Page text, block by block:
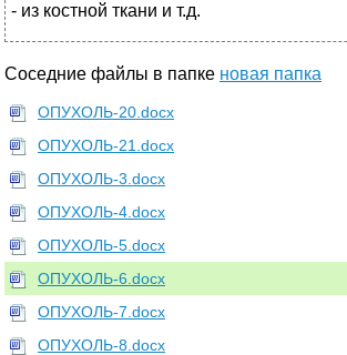
- из костной ткани и т.д.
Соседние файлы в папке новая папка
ОПУХОЛЬ-20.docx
ОПУХОЛЬ-21.docx
ОПУХОЛЬ-3.docx
ОПУХОЛЬ-4.docx
ОПУХОЛЬ-5.docx
ОПУХОЛЬ-6.docx
ОПУХОЛЬ-7.docx
ОПУХОЛЬ-8.docx